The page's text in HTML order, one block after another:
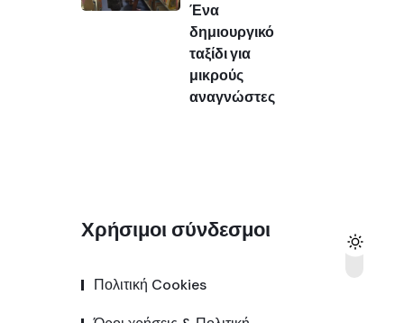
Ένα
δημιουργικό
ταξίδι για
μικρούς
αναγνώστες
Χρήσιμοι σύνδεσμοι
Πολιτική Cookies